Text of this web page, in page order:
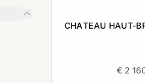
CHATEAU HAUT-
€ 2